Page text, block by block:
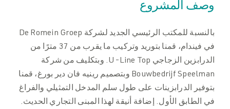
وصف المشروع
بالنسبة للمكتب الرئيسي الجديد لشركة De Romein Groep
في فيندام، قمنا بتوريد وتركيب ما يقرب من 37 مترًا من
الدرابزين الزجاجي U-Line Top. وبتكليف من شركة
Bouwbedrijf Speelman وبتصميم رينيه فان دير بورغ، قمنا
بتوفير الدرابزينات على طول سلم المدخل التمثيلي والفراغ
في الطابق الأول. إضافة أنيقة لهذا المبنى التجاري الحديث.